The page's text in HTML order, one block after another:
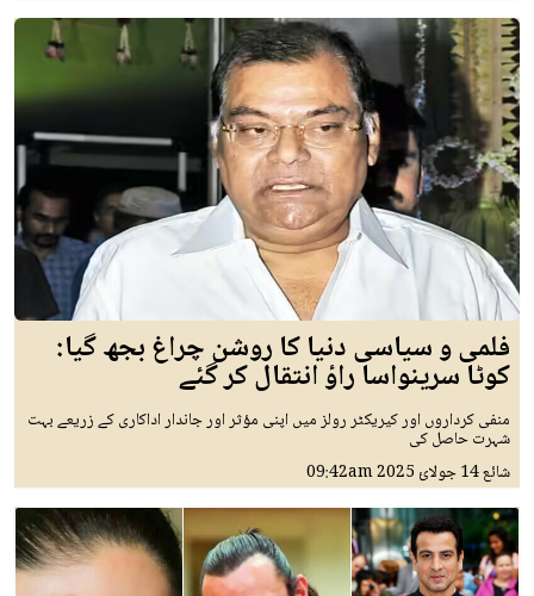
فلمی و سیاسی دنیا کا روشن چراغ بجھ گیا:
کوٹا سرینواسا راؤ انتقال کر گئے
منفی کرداروں اور کیریکٹر رولز میں اپنی مؤثر اور جاندار اداکاری کے زریعے بہت
شہرت حاصل کی
شائع14 جولائ 2025 09:42am